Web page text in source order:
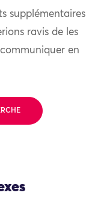
supplémentaires
ravis de les
en